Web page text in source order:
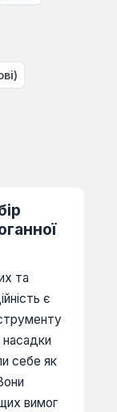
та
є
насадки
себе як
вимог